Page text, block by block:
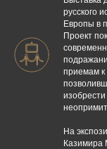
русского
Европы в
Проект
приемам
На
Казимира